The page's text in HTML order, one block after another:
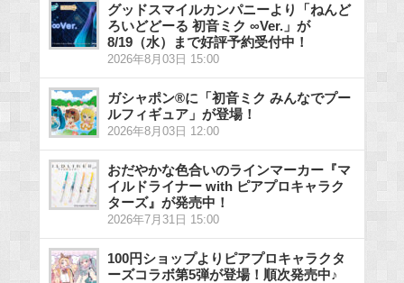
グッドスマイルカンパニーより「ねんど
ろいどどーる 初音ミク ∞Ver.」が
8/19（水）まで好評予約受付中！
2026年8月03日 15:00
ガシャポン®に「初音ミク みんなでプー
ルフィギュア」が登場！
2026年8月03日 12:00
おだやかな色合いのラインマーカー『マ
イルドライナー with ピアプロキャラク
ターズ』が発売中！
2026年7月31日 15:00
100円ショップよりピアプロキャラクタ
ーズコラボ第5弾が登場！順次発売中♪